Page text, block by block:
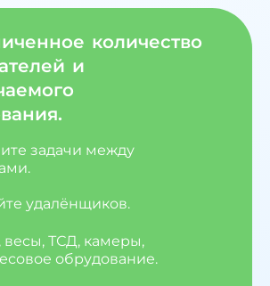
количество
и
задачи между
удалёнщиков.
ТСД, камеры,
обрудование.